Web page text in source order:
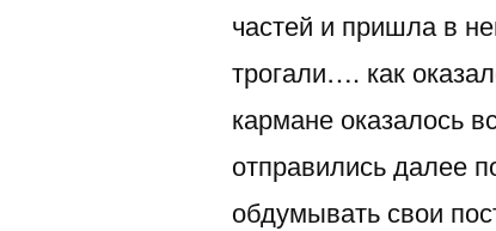
частей и пришла в
трогали…. как
кармане оказалось
отправились далее
обдумывать свои